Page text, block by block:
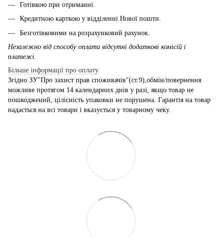
Готівкою при отриманні.
Кредитною карткою у відділенні Нової пошти.
Безготівковими на розрахунковий рахунок.
Незалежно від способу оплати відсутні додаткові комісій і
платежі.
Більше інформації про оплату
Згідно ЗУ"Про захист прав споживачів"(ст.9),обмін/повернення
можливе протягом 14 календарних днів у разі, якщо товар не
пошкоджений, цілісність упаковки не порушена. Гарантія на товар
надається на всі товари і вказується у товарному чеку.